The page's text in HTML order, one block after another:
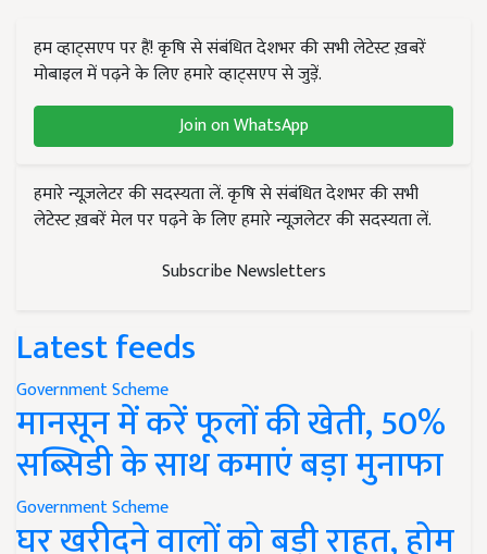
हम व्हाट्सएप पर हैं! कृषि से संबंधित देशभर की सभी लेटेस्ट ख़बरें
मोबाइल में पढ़ने के लिए हमारे व्हाट्सएप से जुड़ें.
Join on WhatsApp
हमारे न्यूज़लेटर की सदस्यता लें. कृषि से संबंधित देशभर की सभी
लेटेस्ट ख़बरें मेल पर पढ़ने के लिए हमारे न्यूज़लेटर की सदस्यता लें.
Subscribe Newsletters
Latest feeds
Government Scheme
मानसून में करें फूलों की खेती, 50%
सब्सिडी के साथ कमाएं बड़ा मुनाफा
Government Scheme
घर खरीदने वालों को बड़ी राहत, होम